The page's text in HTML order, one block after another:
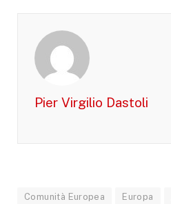
Pier Virgilio Dastoli
Comunità Europea Europa